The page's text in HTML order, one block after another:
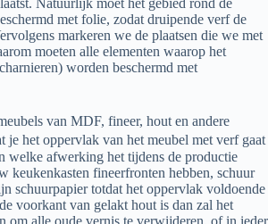
met folie, zodat druipende verf de
markeren we de plaatsen die we met
moeten alle elementen waarop het
worden beschermd met
van MDF, fineer, hout en andere
het oppervlak van het meubel met verf gaat
welke afwerking het tijdens de productie
keukenkasten fineerfronten hebben, schuur
schuurpapier totdat het oppervlak voldoende
voorkant van gelakt hout is dan zal het
om alle oude vernis te verwijderen, of in ieder